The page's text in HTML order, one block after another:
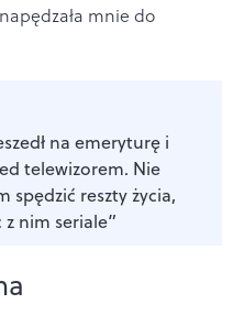
mnie do
na emeryturę i
telewizorem. Nie
spędzić reszty życia,
nim seriale”